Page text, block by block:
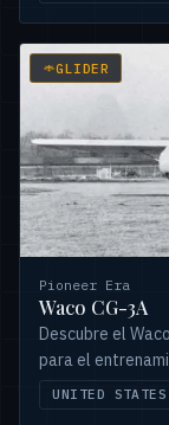
GLIDER
Pioneer Era
Waco CG-3A
Descubre el
para el
Segunda Guerra
UNITED STATES